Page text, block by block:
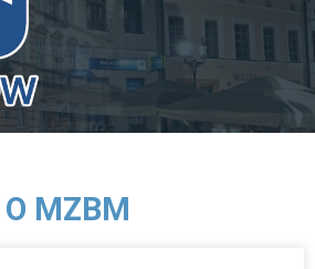
O MZBM